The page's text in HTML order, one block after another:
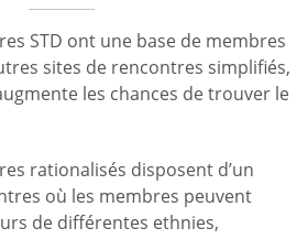
STD ont une base de membres
sites de rencontres simplifiés,
les chances de trouver le
rationalisés disposent d’un
où les membres peuvent
de différentes ethnies,